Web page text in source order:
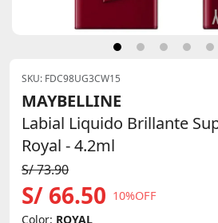
SKU: FDC98UG3CW15
MAYBELLINE
Labial Liquido Brillante
Royal - 4.2ml
S/ 73.90
S/ 66.50 10%OFF
Color: ROYAL